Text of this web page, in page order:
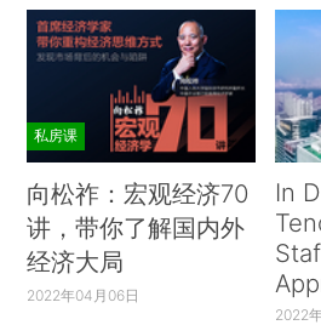
私房课
向松祚：宏观经济70
讲，带你了解国内外
经济大局
2022年04月06日
In
2022